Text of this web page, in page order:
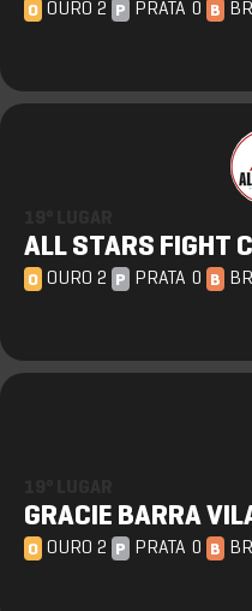
O OURO 2 P PRATA 0 B
ALL STARS FIGHT
O OURO 2 P PRATA 0 B
GRACIE BARRA
O OURO 2 P PRATA 0 B